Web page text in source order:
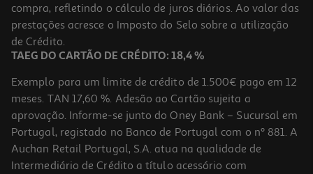
13.95 €/un
15,50 € PVP de editor
13,95 €
-10%
compra, refletindo o cálculo de juros diários. Ao valor das
prestações acresce o Imposto do Selo sobre a utilização
de Crédito.
TAEG DO CARTÃO DE CRÉDITO: 18,4 %
Exemplo para um limite de crédito de 1.500€ pago em 12
meses. TAN 17,60 %. Adesão ao Cartão sujeita a
aprovação. Informe-se junto do Oney Bank – Sucursal em
Portugal, registado no Banco de Portugal com o nº 881. A
Auchan Retail Portugal, S.A. atua na qualidade de
Intermediário de Crédito a título acessório com